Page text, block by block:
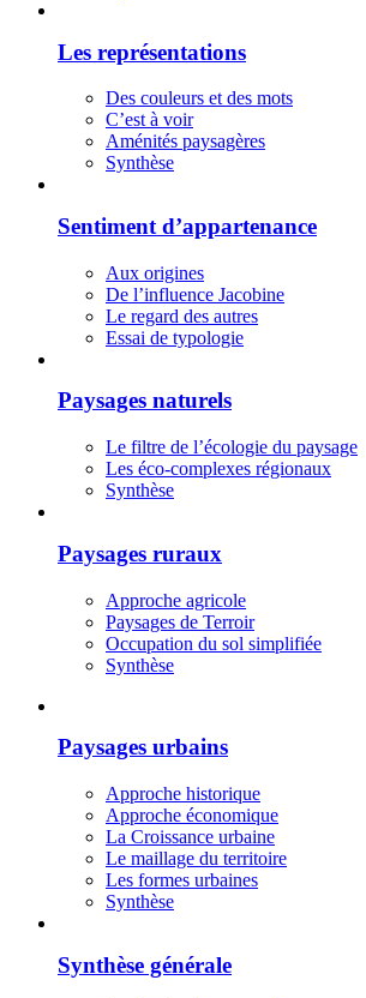
Les représentations
Des couleurs et des mots
C’est à voir
Aménités paysagères
Synthèse
Sentiment d’appartenance
Aux origines
De l’influence Jacobine
Le regard des autres
Essai de typologie
Paysages naturels
Le filtre de l’écologie du paysage
Les éco-complexes régionaux
Synthèse
Paysages ruraux
Approche agricole
Paysages de Terroir
Occupation du sol simplifiée
Synthèse
Paysages urbains
Approche historique
Approche économique
La Croissance urbaine
Le maillage du territoire
Les formes urbaines
Synthèse
Synthèse générale